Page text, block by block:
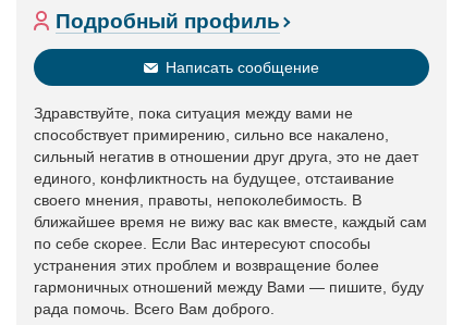
Подробный профиль
Написать сообщение
Здравствуйте, пока ситуация между вами не
способствует примирению, сильно все накалено,
сильный негатив в отношении друг друга, это не дает
единого, конфликтность на будущее, отстаивание
своего мнения, правоты, непоколебимость. В
ближайшее время не вижу вас как вместе, каждый сам
по себе скорее. Если Вас интересуют способы
устранения этих проблем и возвращение более
гармоничных отношений между Вами — пишите, буду
рада помочь. Всего Вам доброго.